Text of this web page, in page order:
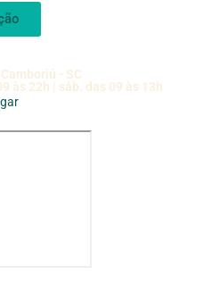
- SC
às 22h | sáb. das 09 às 13h